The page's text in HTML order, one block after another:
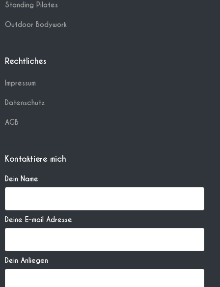
Standing Pilates
Outdoor Bodywork
Rechtliches
Impressum
Datenschutz
AGB
Kontaktiere mich
Dein Name
Deine E-mail Adresse
Dein Anliegen